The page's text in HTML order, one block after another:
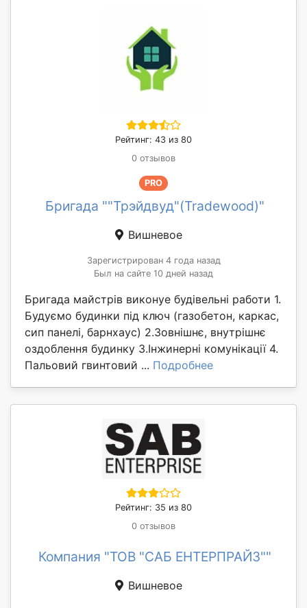
Рейтинг: 43 из 80
0 отзывов
PRO
Бригада ""Трэйдвуд"(Tradewood)"
Вишневое
Зарегистрирован 4 года назад
Был на сайте 10 дней назад
Бригада майстрів виконуе будівельні работи 1.
Будуємо будинки під ключ (газобетон, каркас,
сип панелі, барнхаус) 2.Зовнішнє, внутрішнє
оздоблення будинку 3.Інжинерні комунікації 4.
Пальовий гвинтовий ... Подробнее
Рейтинг: 35 из 80
0 отзывов
Компания "ТОВ "САБ ЕНТЕРПРАЙЗ""
Вишневое